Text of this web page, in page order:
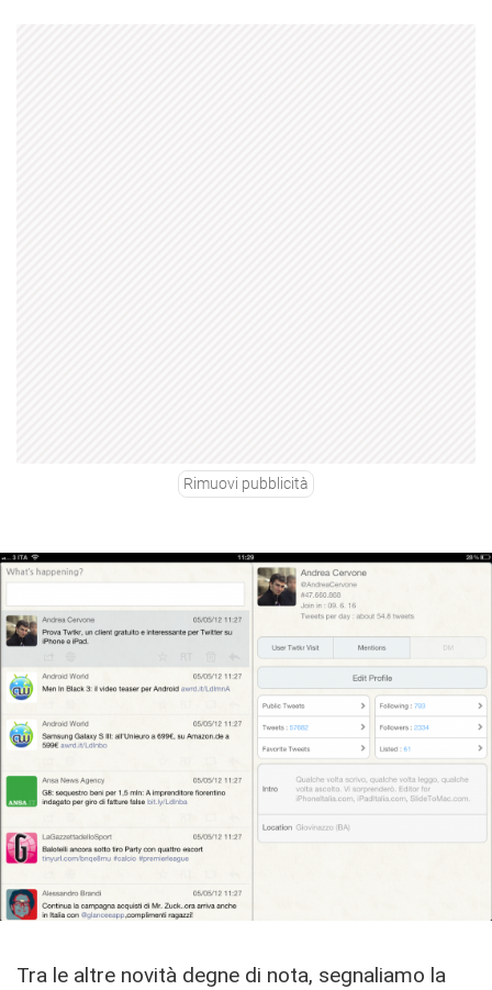
Rimuovi pubblicità
Tra le altre novità degne di nota, segnaliamo la